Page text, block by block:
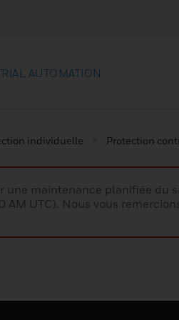
AUTOMATION
individuelle Protection
une maintenance planifiée du
AM UTC). Nous vous